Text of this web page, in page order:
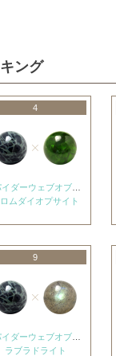
ング
4
ムダイオプサイト
9
ラブラドライト